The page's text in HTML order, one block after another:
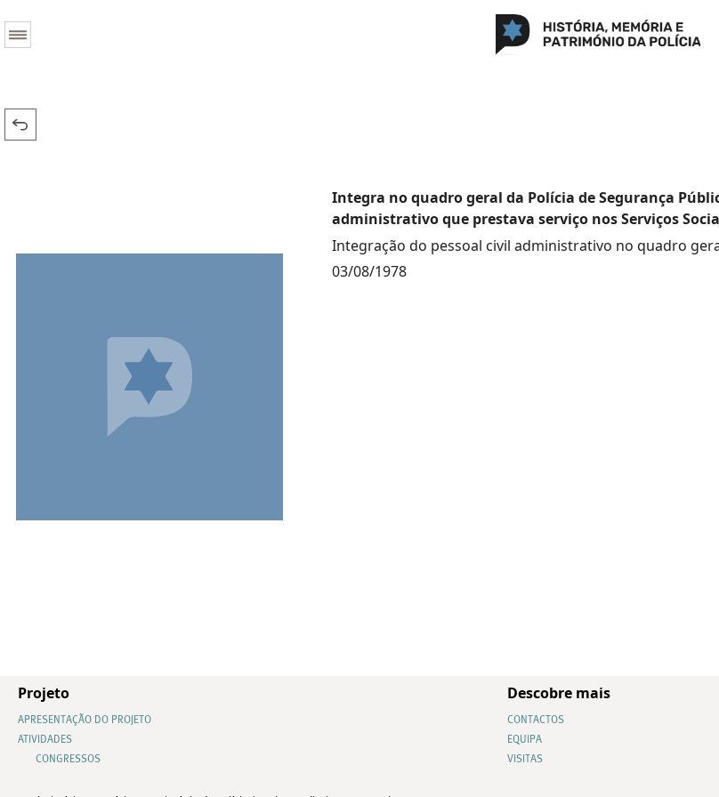
Integra no quadro geral da Polícia de Segurança
administrativo que prestava serviço nos Serviços
Integração do pessoal civil administrativo no quadro
03/08/1978
Projeto
APRESENTAÇÃO DO PROJETO
ATIVIDADES
CONGRESSOS
Descobre mais
CONTACTOS
EQUIPA
VISITAS